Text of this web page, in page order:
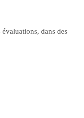
évaluations, dans des